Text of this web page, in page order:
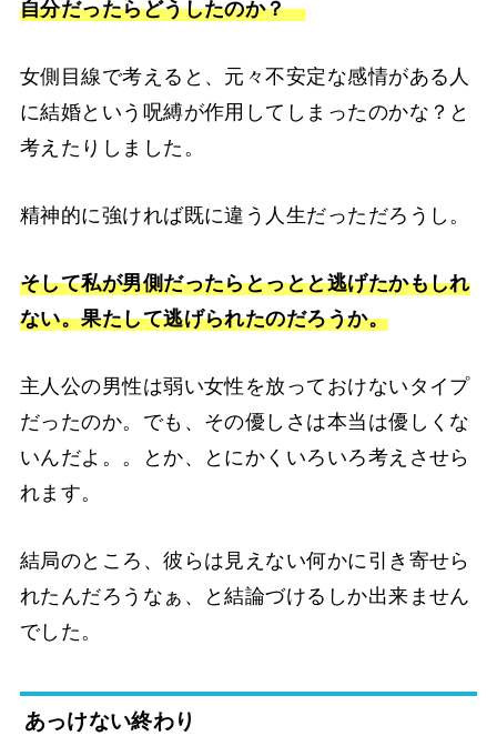
自分だったらどうしたのか？
女側目線で考えると、元々不安定な感情がある人
に結婚という呪縛が作用してしまったのかな？と
考えたりしました。
精神的に強ければ既に違う人生だっただろうし。
そして私が男側だったらとっとと逃げたかもしれ
ない。果たして逃げられたのだろうか。
主人公の男性は弱い女性を放っておけないタイプ
だったのか。でも、その優しさは本当は優しくな
いんだよ。。とか、とにかくいろいろ考えさせら
れます。
結局のところ、彼らは見えない何かに引き寄せら
れたんだろうなぁ、と結論づけるしか出来ません
でした。
あっけない終わり